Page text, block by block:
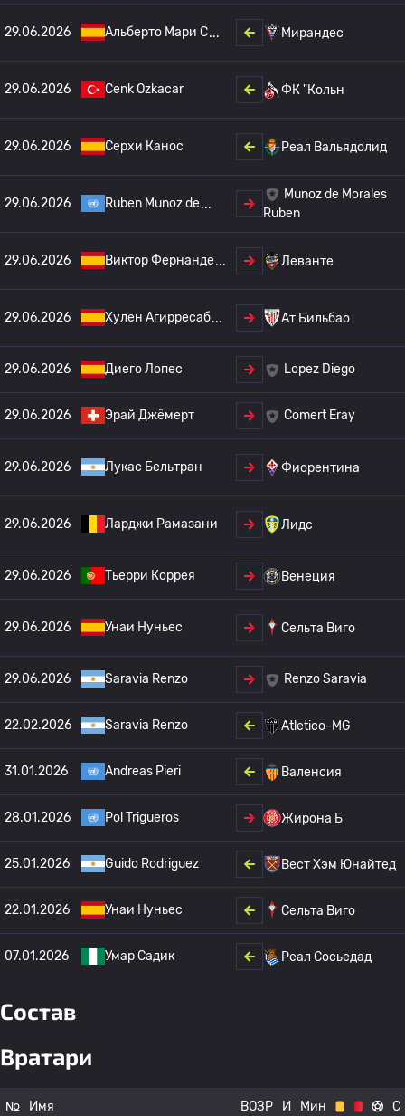
29.06.2026 Альберто Мари С Мирандес
29.06.2026 Cenk Ozkacar ФК "Кольн
29.06.2026 Серхи Канос Реал Вальядолид
29.06.2026 Ruben Munoz de
Munoz de Morales
Ruben
29.06.2026 Виктор Фернанде Леванте
29.06.2026 Хулен Агирресаб Ат Бильбао
29.06.2026 Диего Лопес Lopez Diego
29.06.2026 Эрай Джёмерт Comert Eray
29.06.2026 Лукас Бельтран Фиорентина
29.06.2026 Ларджи Рамазани Лидс
29.06.2026 Тьерри Коррея Венеция
29.06.2026 Унаи Нуньес Сельта Виго
29.06.2026 Saravia Renzo Renzo Saravia
22.02.2026 Saravia Renzo Atletico-MG
31.01.2026 Andreas Pieri Валенсия
28.01.2026 Pol Trigueros Жирона Б
25.01.2026 Guido Rodriguez Вест Хэм Юнайтед
22.01.2026 Унаи Нуньес Сельта Виго
07.01.2026 Умар Садик Реал Сосьедад
Состав
Вратари
№ Имя ВОЗР И Мин С